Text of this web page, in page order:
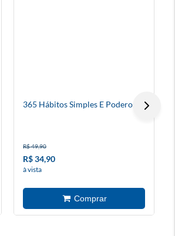
365 Hábitos Simples E Poderosos
R$ 49,90
R$ 34,90
à vista